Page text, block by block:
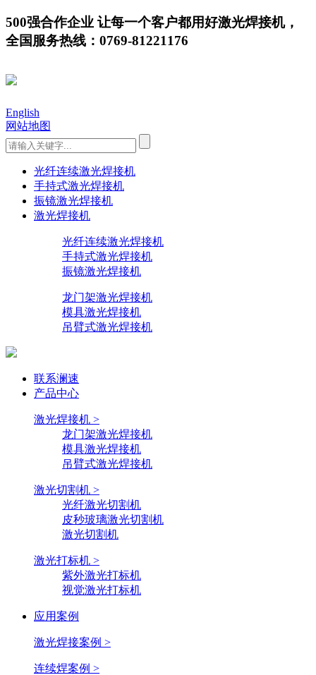
500强合作企业 让每一个客户都用好激光焊接机，
全国服务热线：0769-81221176
English
网站地图
光纤连续激光焊接机
手持式激光焊接机
振镜激光焊接机
激光焊接机
光纤连续激光焊接机
手持式激光焊接机
振镜激光焊接机
龙门架激光焊接机
模具激光焊接机
吊臂式激光焊接机
联系澜速
产品中心
激光焊接机 >
龙门架激光焊接机
模具激光焊接机
吊臂式激光焊接机
激光切割机 >
光纤激光切割机
皮秒玻璃激光切割机
激光切割机
激光打标机 >
紫外激光打标机
视觉激光打标机
应用案例
激光焊接案例 >
连续焊案例 >